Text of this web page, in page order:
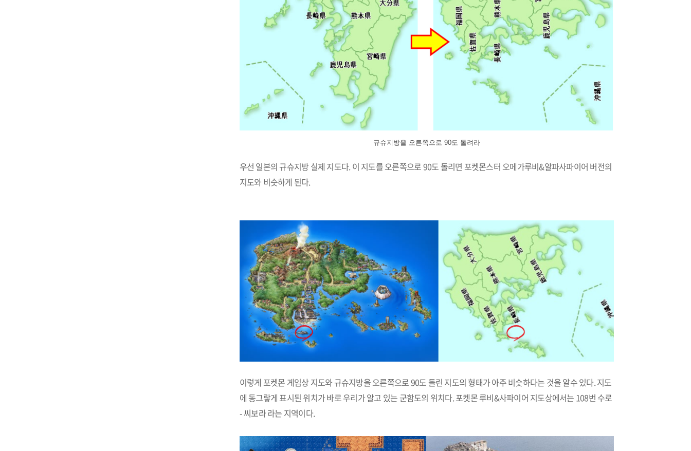
규슈지방을 오른쪽으로 90도 돌려라
우선 일본의 규슈지방 실제 지도다. 이 지도를 오른쪽으로 90도 돌리면 포켓몬스터 오메가루비&알파사파이어 버전의
지도와 비슷하게 된다.
이렇게 포켓몬 게임상 지도와 규슈지방을 오른쪽으로 90도 돌린 지도의 형태가 아주 비슷하다는 것을 알수 있다. 지도
에 동그랗게 표시된 위치가 바로 우리가 알고 있는 군함도의 위치다. 포켓몬 루비&사파이어 지도상에서는 108번 수로
- 씨보라 라는 지역이다.